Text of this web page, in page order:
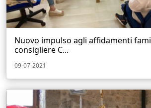
Nuovo impulso agli affidamenti
consigliere C...
09-07-2021